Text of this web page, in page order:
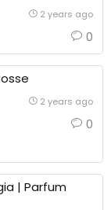
2 years ago
0
Posse
2 years ago
0